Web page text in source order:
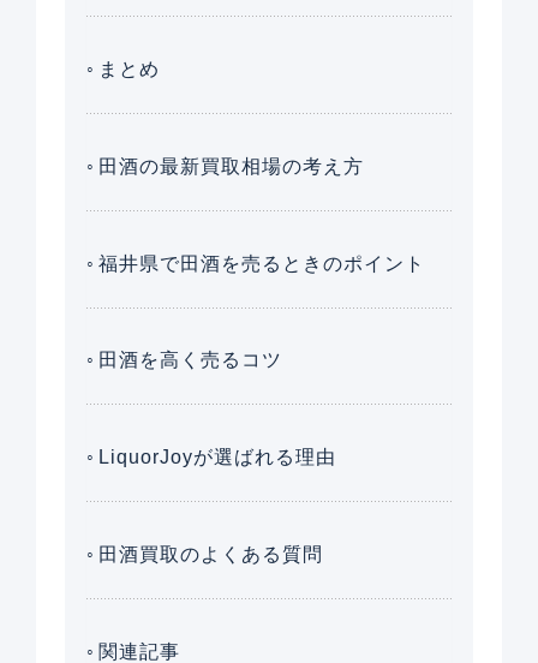
まとめ
田酒の最新買取相場の考え方
福井県で田酒を売るときのポイント
田酒を高く売るコツ
LiquorJoyが選ばれる理由
田酒買取のよくある質問
関連記事